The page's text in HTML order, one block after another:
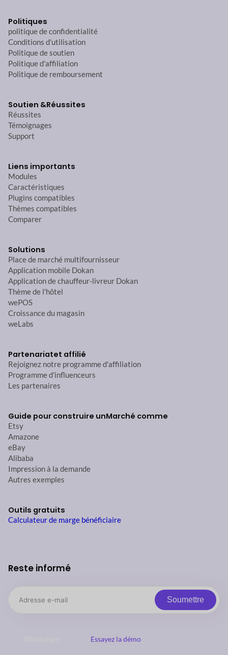
Politiques
politique de confidentialité
Conditions d'utilisation
Politique de soutien
Politique d'affiliation
Politique de remboursement
Soutien &Réussites
Réussites
Témoignages
Support
Liens importants
Modules
Caractéristiques
Plugins compatibles
Thèmes compatibles
Comparer
Solutions
Place de marché multifournisseur
Application mobile Dokan
Application de chauffeur-livreur Dokan
Thème de l'hôtel
wePOS
Croissance du magasin
weLabs
Partenariatet affilié
Rejoignez notre programme d'affiliation
Programme d'influenceurs
Les partenaires
Guide pour construire unMarché comme
Etsy
Amazone
eBay
Alibaba
Impression à la demande
Autres exemples
Outils gratuits
Calculateur de marge bénéficiaire
Reste informé
Soumettre
Essayez la démo